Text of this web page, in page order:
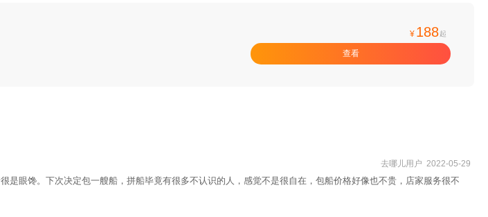
¥ 188起
查看
去哪儿用户 2022-05-29
眼馋。下次决定包一艘船，拼船毕竟有很多不认识的人，感觉不是很自在，包船价格好像也不贵，店家服务很不